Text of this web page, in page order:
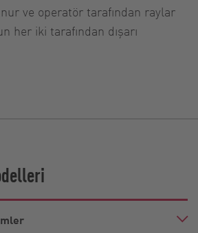
ve operatör tarafından raylar
her iki tarafından dışarı